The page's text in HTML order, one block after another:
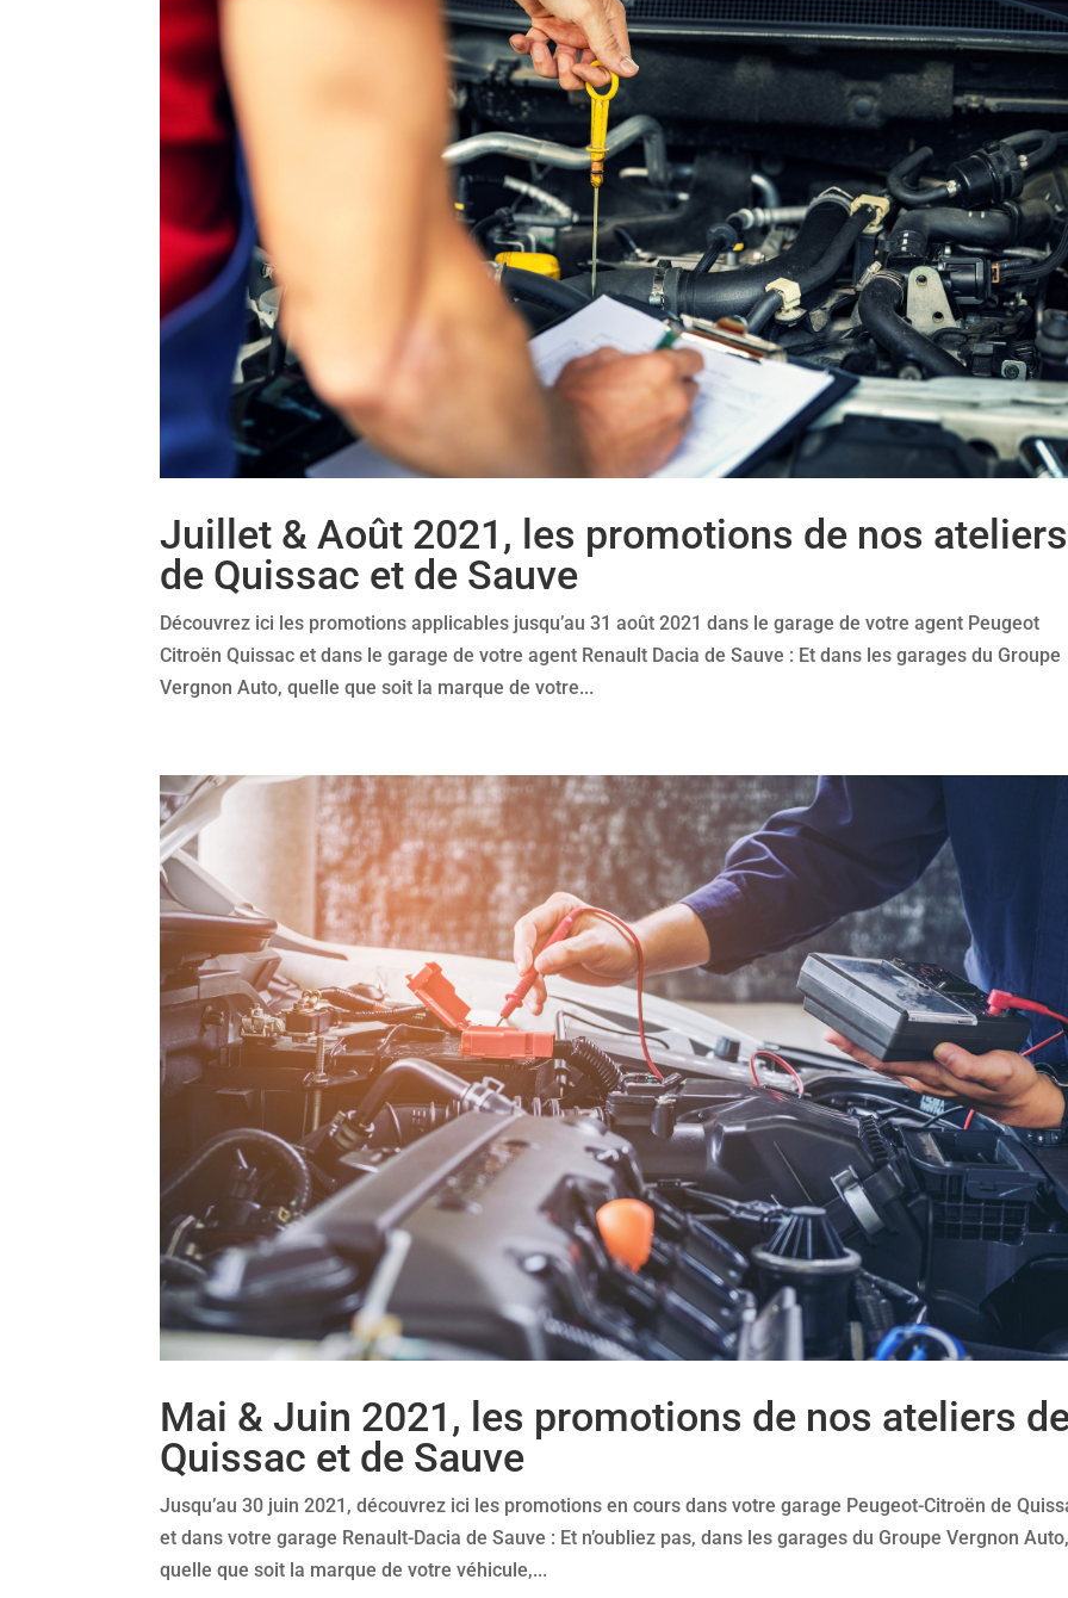
Juillet & Août 2021, les promotions de nos ateliers
de Quissac et de Sauve
Découvrez ici les promotions applicables jusqu’au 31 août 2021 dans le garage de votre agent Peugeot
Citroën Quissac et dans le garage de votre agent Renault Dacia de Sauve : Et dans les garages du Groupe
Vergnon Auto, quelle que soit la marque de votre...
Mai & Juin 2021, les promotions de nos ateliers
Quissac et de Sauve
Jusqu’au 30 juin 2021, découvrez ici les promotions en cours dans votre garage Peugeot-Citroën de
et dans votre garage Renault-Dacia de Sauve : Et n’oubliez pas, dans les garages du Groupe Vergnon
quelle que soit la marque de votre véhicule,...